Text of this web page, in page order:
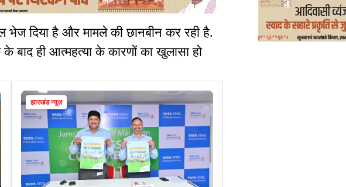
भेज दिया है और मामले की छानबीन कर रही है.
बाद ही आत्महत्या के कारणों का खुलासा हो
झारखंड न्यूज़